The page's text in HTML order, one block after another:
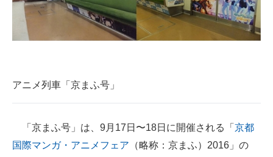
マーケ×ITの今がよく分かる
ITエンジニア向け専門サイト
IT製品の技術・比較・事例
アニメ列車「京まふ号」
「京まふ号」は、9月17日〜18日に開催される「 京都
国際マンガ・アニメフェア （略称：京まふ）2016」の